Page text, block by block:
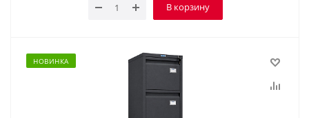
В корзину
НОВИНКА